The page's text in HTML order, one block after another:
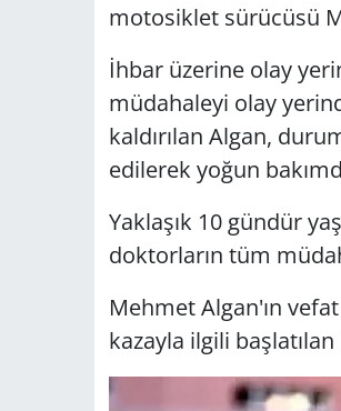
motosiklet sürücüsü
İhbar üzerine olay
müdahaleyi olay
kaldırılan Algan,
edilerek yoğun
Yaklaşık 10 gündür
doktorların tüm
Mehmet Algan'ın
kazayla ilgili